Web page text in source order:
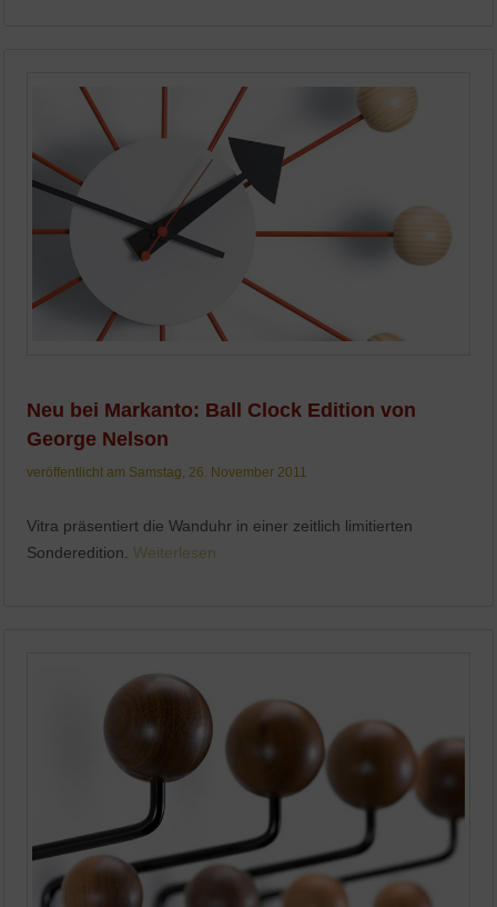
Neu bei Markanto: Ball Clock Edition von
George Nelson
veröffentlicht am Samstag, 26. November 2011
Vitra präsentiert die Wanduhr in einer zeitlich limitierten
Sonderedition.Weiterlesen